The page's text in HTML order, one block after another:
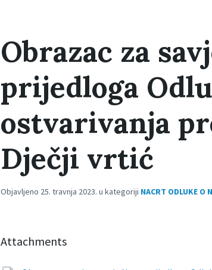
Obrazac za
prijedloga
ostvarivanja
Dječji vrtić
Objavljeno 25. travnja 2023. u kategoriji NACRT ODLUKE O
Attachments